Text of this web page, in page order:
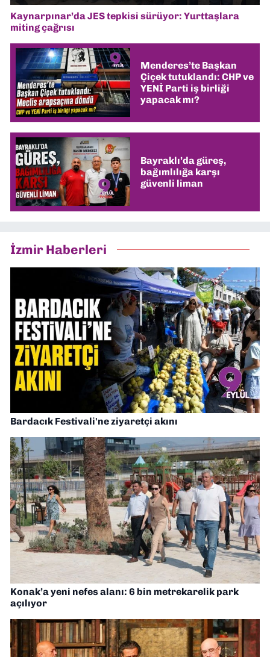
Kaynarpınar’da JES tepkisi sürüyor: Yurttaşlara
miting çağrısı
Menderes’te Başkan
Çiçek tutuklandı: CHP ve
YENİ Parti iş birliği
yapacak mı?
Bayraklı’da güreş,
bağımlılığa karşı
güvenli liman
İzmir Haberleri
Bardacık Festivali'ne ziyaretçi akını
Konak’a yeni nefes alanı: 6 bin metrekarelik park
açılıyor